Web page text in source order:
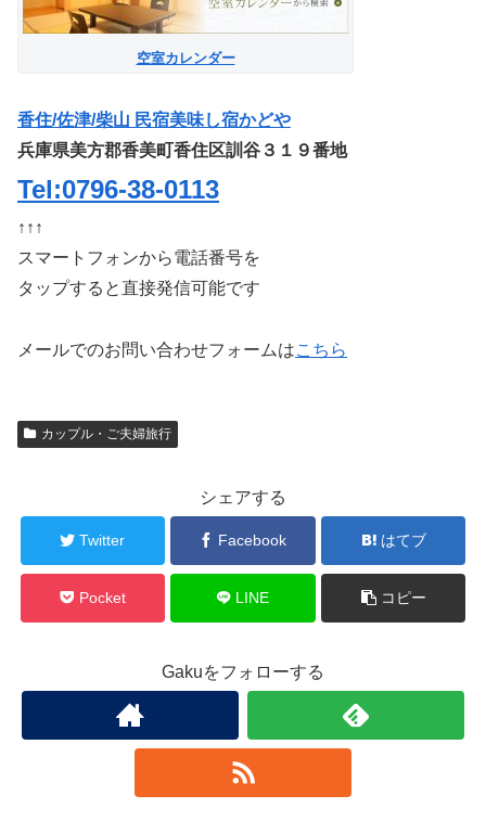
空室カレンダー
香住/佐津/柴山 民宿美味し宿かどや
兵庫県美方郡香美町香住区訓谷３１９番地
Tel:0796-38-0113
↑↑↑
スマートフォンから電話番号を
タップすると直接発信可能です
メールでのお問い合わせフォームはこちら
カップル・ご夫婦旅行
シェアする
Twitter Facebook はてブ
Pocket LINE コピー
Gakuをフォローする